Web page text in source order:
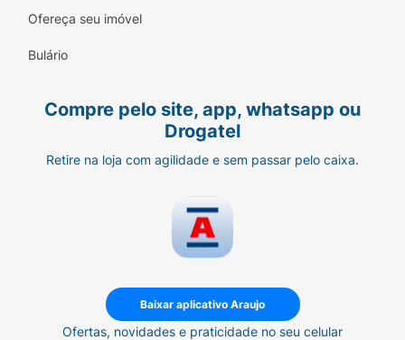
Ofereça seu imóvel
Bulário
Compre pelo site, app, whatsapp ou
Drogatel
Retire na loja com agilidade e sem passar pelo caixa.
Baixar aplicativo Araujo
Ofertas, novidades e praticidade no seu celular